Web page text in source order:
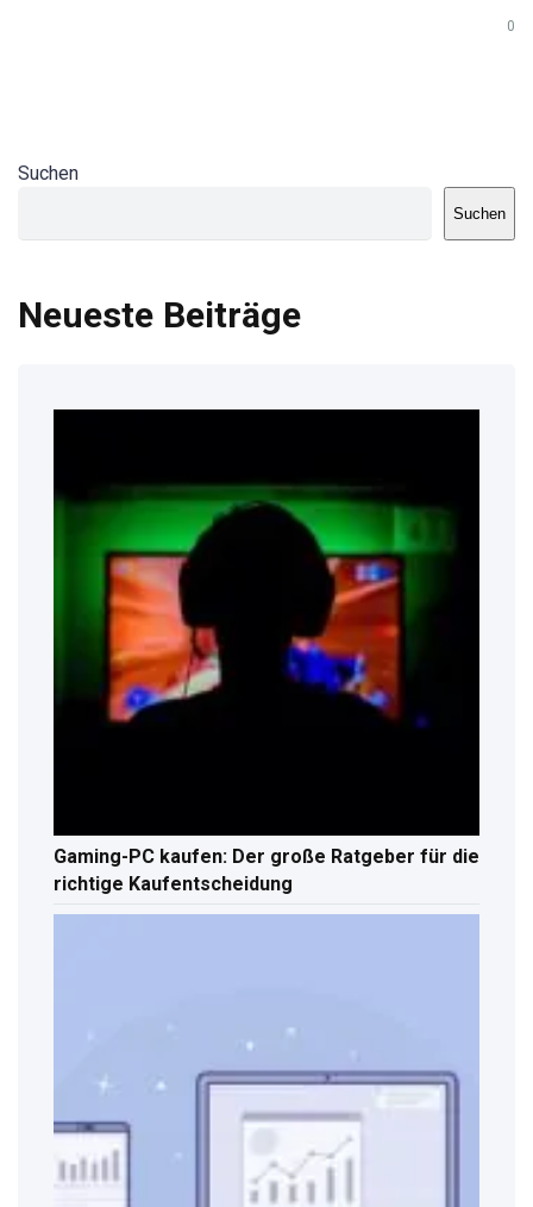
0
Suchen
Suchen
Neueste Beiträge
Gaming-PC kaufen: Der große Ratgeber für die
richtige Kaufentscheidung